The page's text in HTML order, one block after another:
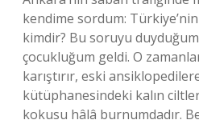
kendime sordum:
kimdir? Bu soruyu
çocukluğum geldi. O
karıştırır, eski
kütüphanesindeki kalın
kokusu hâlâ burnumdadır.